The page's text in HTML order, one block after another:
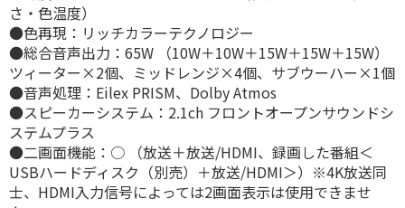
さ・色温度）
●色再現：リッチカラーテクノロジー
●総合音声出力：65W （10W＋10W＋15W＋15W＋15W）
ツィーター×2個、ミッドレンジ×4個、サブウーハー×1個
●音声処理：Eilex PRISM、Dolby Atmos
●スピーカーシステム：2.1ch フロントオープンサウンドシ
ステムプラス
●二画面機能：○ （放送＋放送/HDMI、録画した番組＜
USBハードディスク（別売）＋放送/HDMI＞）※4K放送同
士、HDMI入力信号によっては2画面表示は使用できませ